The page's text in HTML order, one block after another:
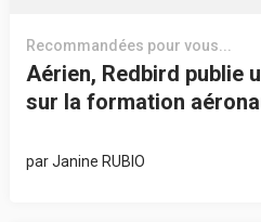
Recommandées pour vous...
Aérien, Redbird publie
sur la formation
parJanine RUBIO